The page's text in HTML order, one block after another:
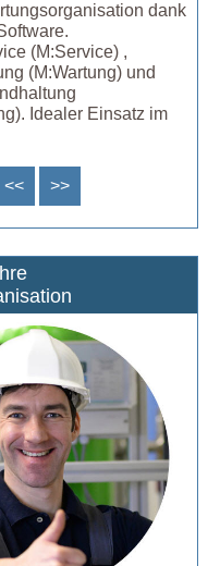
dank
(M:Service) ,
(M:Wartung) und
Idealer Einsatz im
<< >>